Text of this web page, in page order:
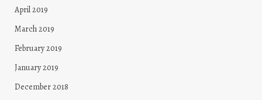
April 2019
March 2019
February 2019
January 2019
December 2018